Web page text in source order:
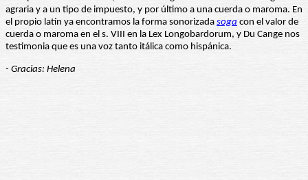
agraria y a un tipo de impuesto, y por último a una cuerda o maroma. En
el propio latín ya encontramos la forma sonorizada soga con el valor de
cuerda o maroma en el s. VIII en la Lex Longobardorum, y Du Cange nos
testimonia que es una voz tanto itálica como hispánica.
- Gracias: Helena